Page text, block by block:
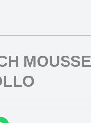
MOUSSE